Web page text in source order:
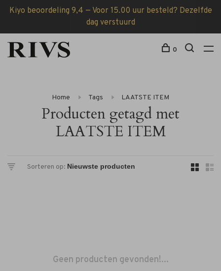
Kiyo beoordeling 9,4 — Voor 15.00 uur besteld? Dezelfde
dag verstuurd
0
Home Tags LAATSTE ITEM
Producten getagd met
LAATSTE ITEM
Sorteren op:
Geen producten gevonden!...